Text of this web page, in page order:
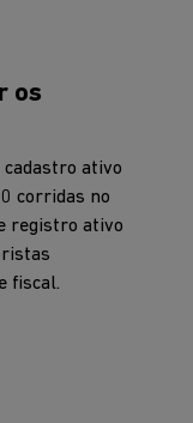
os
ativo
corridas no
registro ativo
fiscal.